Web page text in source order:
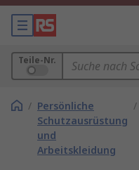
Teile-Nr.
/ Persönliche
Schutzausrüstung
und
Arbeitskleidung
/